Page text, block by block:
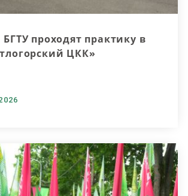
проходят практику в
ЦКК»